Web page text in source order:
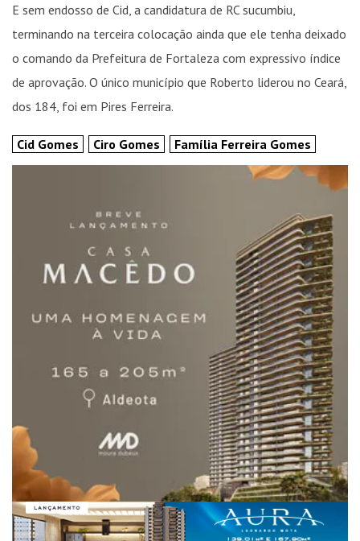
E sem endosso de Cid, a candidatura de RC sucumbiu,
terminando na terceira colocação ainda que ele tenha deixado
o comando da Prefeitura de Fortaleza com expressivo índice
de aprovação. O único município que Roberto liderou no Ceará,
dos 184, foi em Pires Ferreira.
Cid Gomes Ciro Gomes Família Ferreira Gomes